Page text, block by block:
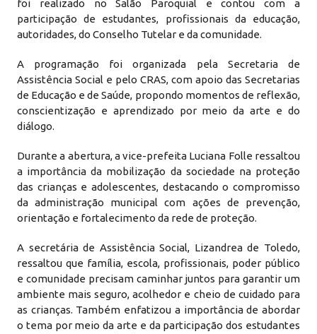
foi realizado no Salão Paroquial e contou com a
participação de estudantes, profissionais da educação,
autoridades, do Conselho Tutelar e da comunidade.
A programação foi organizada pela Secretaria de
Assistência Social e pelo CRAS, com apoio das Secretarias
de Educação e de Saúde, propondo momentos de reflexão,
conscientização e aprendizado por meio da arte e do
diálogo.
Durante a abertura, a vice-prefeita Luciana Folle ressaltou
a importância da mobilização da sociedade na proteção
das crianças e adolescentes, destacando o compromisso
da administração municipal com ações de prevenção,
orientação e fortalecimento da rede de proteção.
A secretária de Assistência Social, Lizandrea de Toledo,
ressaltou que família, escola, profissionais, poder público
e comunidade precisam caminhar juntos para garantir um
ambiente mais seguro, acolhedor e cheio de cuidado para
as crianças. Também enfatizou a importância de abordar
o tema por meio da arte e da participação dos estudantes